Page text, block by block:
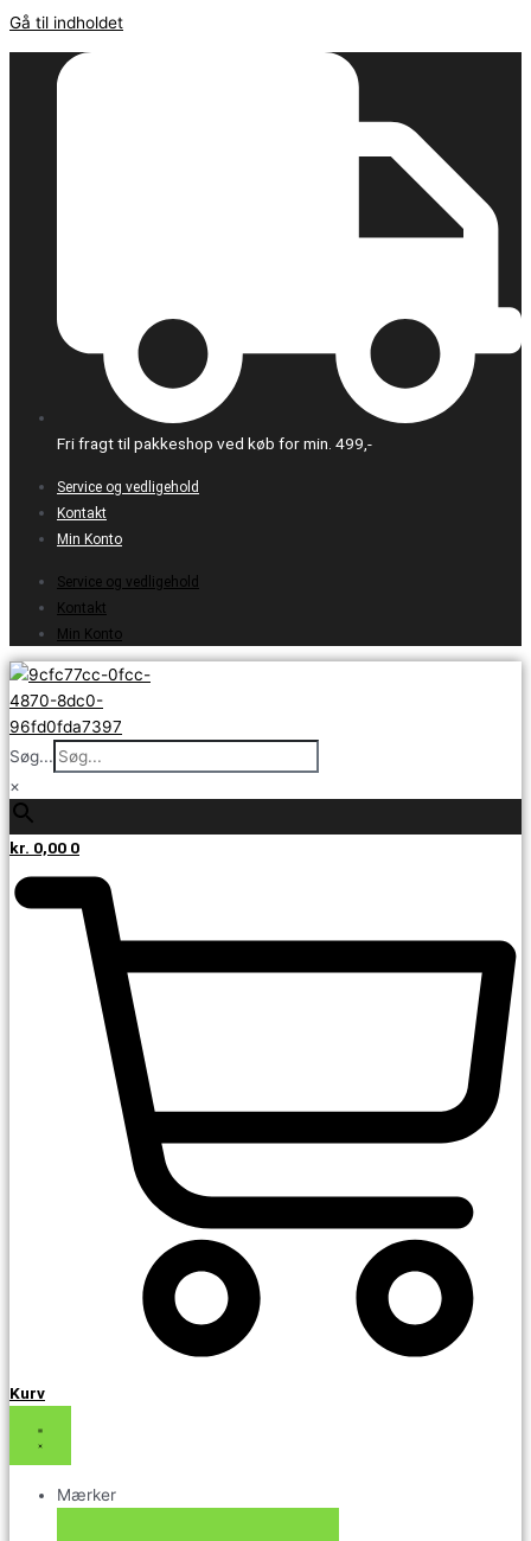
Gå til indholdet
Fri fragt til pakkeshop ved køb for min. 499,-
Service og vedligehold
Kontakt
Min Konto
Service og vedligehold
Kontakt
Min Konto
Søg...
×
kr. 0,00 0
Kurv
Mærker